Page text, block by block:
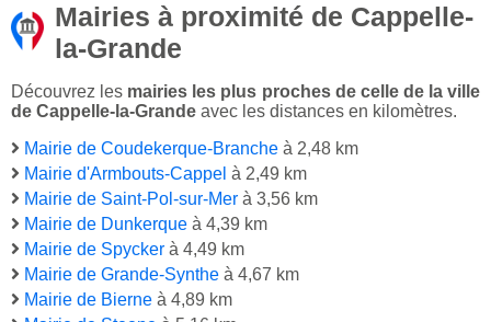
Mairies à proximité de Cappelle-
la-Grande
Découvrez les mairies les plus proches de celle de la ville
de Cappelle-la-Grande avec les distances en kilomètres.
Mairie de Coudekerque-Branche à 2,48 km
Mairie d'Armbouts-Cappel à 2,49 km
Mairie de Saint-Pol-sur-Mer à 3,56 km
Mairie de Dunkerque à 4,39 km
Mairie de Spycker à 4,49 km
Mairie de Grande-Synthe à 4,67 km
Mairie de Bierne à 4,89 km